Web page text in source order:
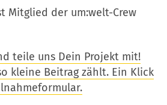
Mitglied der um:welt-Crew
teile uns Dein Projekt mit!
kleine Beitrag zählt. Ein Klick